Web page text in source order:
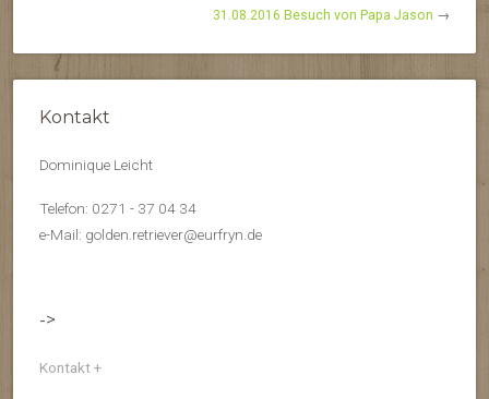
31.08.2016 Besuch von Papa Jason →
Kontakt
Dominique Leicht
Telefon: 0271 - 37 04 34
e-Mail: golden.retriever@eurfryn.de
->
Kontakt +